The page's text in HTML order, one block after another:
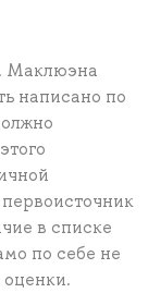
Маклюэна
написано по
в списке
по себе не